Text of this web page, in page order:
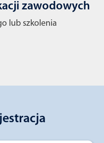
zawodowych
lub szkolenia